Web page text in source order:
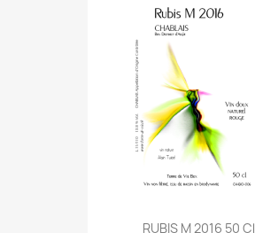
RUBIS M 2016 50 Cl